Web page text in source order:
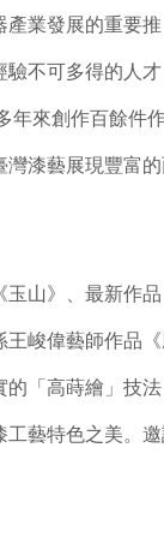
產業發展的重要推
不可多得的人才
年來創作百餘件
灣漆藝展現豐富
玉山》、最新作品
王峻偉藝師作品《
「高蒔繪」技法
工藝特色之美。